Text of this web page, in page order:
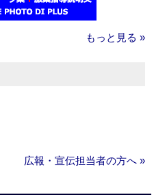
もっと見る »
広報・宣伝担当者の方へ »